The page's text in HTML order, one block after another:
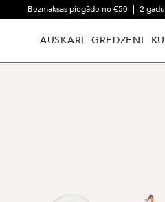
Bezmaksas piegāde no €50 2
AUSKARI GREDZENI